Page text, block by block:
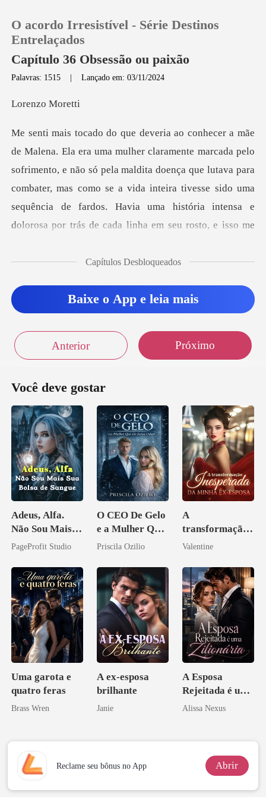
Histórico
Sair
Baixar App
O acordo Irresistível - Série Destinos
Entrelaçados
Capítulo 36 Obsessão ou paixão
Palavras: 1515 |Lançado em: 03/11/2024
zo Mo
rimento, e não só pela maldita doença que lutava para
combater, mas como se a vida inteira tivesse sido uma
seq
Capítulos Desbloqueados
Baixe o App e leia mais
Anterior Próximo
Você deve gostar
Adeus, Alfa.
Não Sou Mais
Sua Bolsa de
PageProfit Studio
O CEO De Gelo
e a Mulher Que
Ele Jurou Odiar
Priscila Ozilio
A
transformação
inesperada da
esposa
Valentine
Uma garota e
quatro feras
Brass Wren
A ex-esposa
brilhante
Janie
A Esposa
Rejeitada é uma
Zilionária
Alissa Nexus
Reclame seu bônus no App Abrir